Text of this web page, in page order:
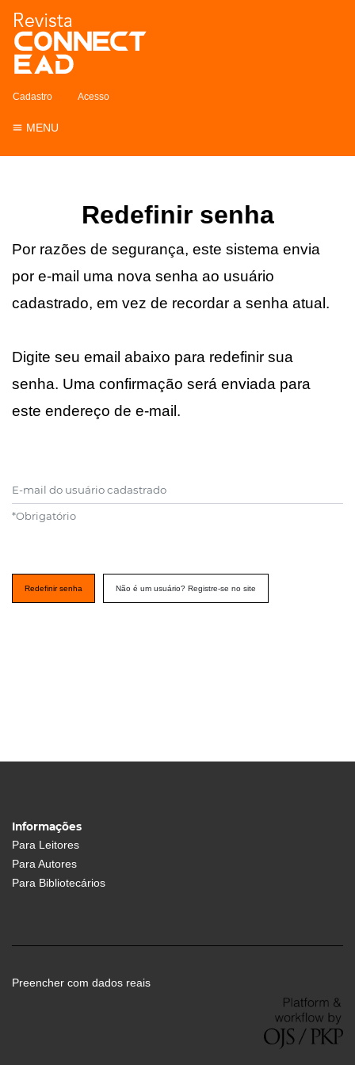
Cadastro Acesso
MENU
Redefinir senha
Por razões de segurança, este sistema envia
por e-mail uma nova senha ao usuário
cadastrado, em vez de recordar a senha atual.
Digite seu email abaixo para redefinir sua
senha. Uma confirmação será enviada para
este endereço de e-mail.
E-mail do usuário cadastrado
*Obrigatório
Redefinir senha Não é um usuário? Registre-se no site
Informações
Para Leitores
Para Autores
Para Bibliotecários
Preencher com dados reais